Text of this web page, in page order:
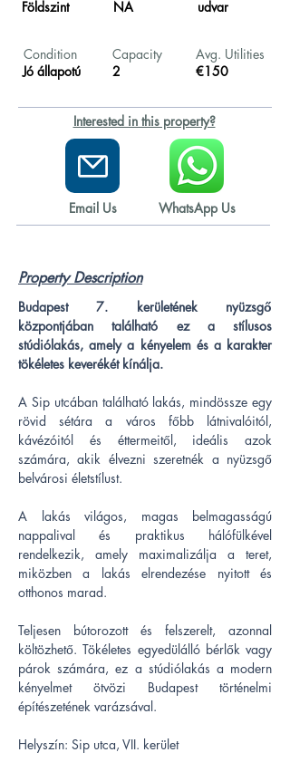
Földszint
NA
udvar
Condition
Jó állapotú
Capacity
2
Avg. Utilities
€150
Interested in this property?
Email Us WhatsApp Us
Property Description
Budapest 7. kerületének nyüzsgő
központjában található ez a stílusos
stúdiólakás, amely a kényelem és a karakter
tökéletes keverékét kínálja.
A Sip utcában található lakás, mindössze egy
rövid sétára a város főbb látnivalóitól,
kávézóitól és éttermeitől, ideális azok
számára, akik élvezni szeretnék a nyüzsgő
belvárosi életstílust.
A lakás világos, magas belmagasságú
nappalival és praktikus hálófülkével
rendelkezik, amely maximalizálja a teret,
miközben a lakás elrendezése nyitott és
otthonos marad.
Teljesen bútorozott és felszerelt, azonnal
költözhető. Tökéletes egyedülálló bérlők vagy
párok számára, ez a stúdiólakás a modern
kényelmet ötvözi Budapest történelmi
építészetének varázsával.
Helyszín: Sip utca, VII. kerület